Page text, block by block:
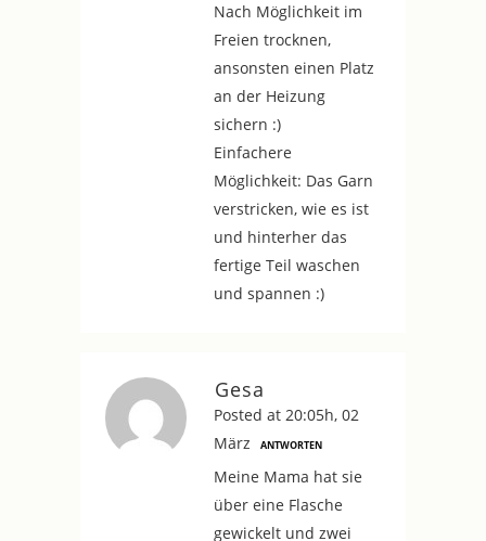
Nach Möglichkeit im
Freien trocknen,
ansonsten einen Platz
an der Heizung
sichern :)
Einfachere
Möglichkeit: Das Garn
verstricken, wie es ist
und hinterher das
fertige Teil waschen
und spannen :)
Gesa
Posted at 20:05h, 02
März
ANTWORTEN
Meine Mama hat sie
über eine Flasche
gewickelt und zwei